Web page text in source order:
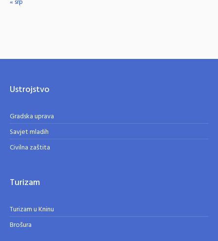
« srp
Ustrojstvo
Gradska uprava
Savjet mladih
Civilna zaštita
Turizam
Turizam u Kninu
Brošura